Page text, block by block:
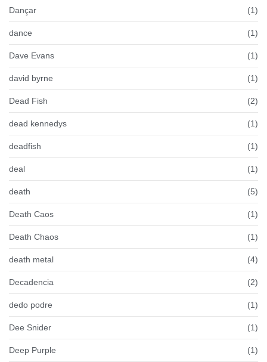
Dançar (1)
dance (1)
Dave Evans (1)
david byrne (1)
Dead Fish (2)
dead kennedys (1)
deadfish (1)
deal (1)
death (5)
Death Caos (1)
Death Chaos (1)
death metal (4)
Decadencia (2)
dedo podre (1)
Dee Snider (1)
Deep Purple (1)